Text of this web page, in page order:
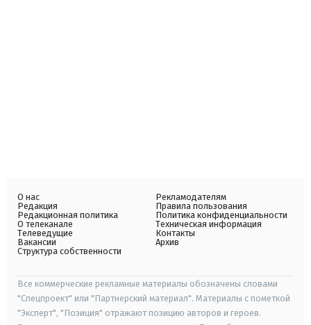
О нас
Редакция
Редакционная политика
О телеканале
Телеведущие
Вакансии
Структура собственности
Рекламодателям
Правила пользования
Политика конфиденциальности
Техническая информация
Контакты
Архив
Все коммерческие рекламные материалы обозначены словами
"Спецпроект" или "Партнерский материал". Материалы с пометкой
"Эксперт", "Позиция" отражают позицию авторов и героев.